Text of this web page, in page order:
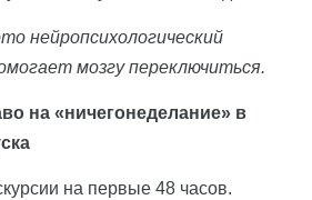
нейропсихологический
мозгу переключиться.
на «ничегонеделание» в
на первые 48 часов.